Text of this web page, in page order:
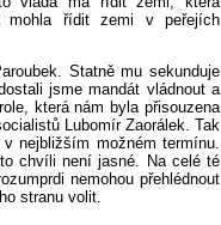
mohla řídit zemi v peřejích
Statně mu sekunduje
jsme mandát vládnout a
která nám byla přisouzena
Lubomír Zaorálek. Tak
nejbližším možném termínu.
chvíli není jasné. Na celé té
nemohou přehlédnout
stranu volit.